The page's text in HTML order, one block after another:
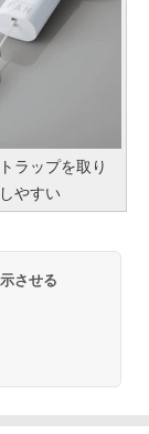
ラップを取り
やすい
させる